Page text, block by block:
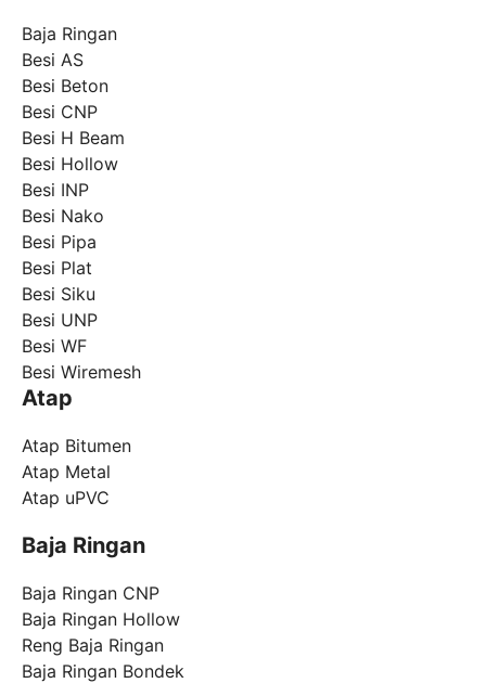
Baja Ringan
Besi AS
Besi Beton
Besi CNP
Besi H Beam
Besi Hollow
Besi INP
Besi Nako
Besi Pipa
Besi Plat
Besi Siku
Besi UNP
Besi WF
Besi Wiremesh
Atap
Atap Bitumen
Atap Metal
Atap uPVC
Baja Ringan
Baja Ringan CNP
Baja Ringan Hollow
Reng Baja Ringan
Baja Ringan Bondek